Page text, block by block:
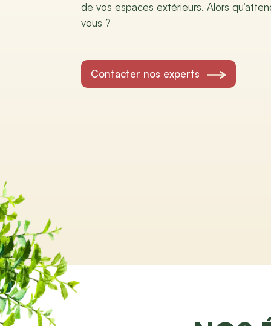
de vos espaces extérieurs. Alors
vous ?
Contacter nos experts